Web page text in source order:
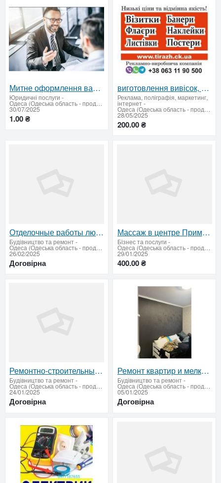
Митне оформлення вантажів. Отримання сертифіката EUR.1
Юридичні послуги -
Одеса (Одеська область - продати купити)
30/07/2025
1.00 ₴
виготовлення вивісок, рекламні стенди, флаєри, візитки, логотипи
Реклама, поліграфія, маркетинг,
інтернет-
Одеса (Одеська область - продати купити)
28/05/2025
200.00 ₴
Отделочные работы любой сложности – профессионально и с гарантией
Будівництво та ремонт-
Одеса (Одеська область - продати купити)
26/02/2025
Договірна
Массаж в центре Приморский район
Бiзнес та послуги -
Одеса (Одеська область - продати купити)
29/01/2025
400.00 ₴
Ремонтно-строительные работы
Будівництво та ремонт-
Одеса (Одеська область - продати купити)
24/01/2025
Договірна
Ремонт квартир и мелкие ремонты
Будівництво та ремонт-
Одеса (Одеська область - продати купити)
05/01/2025
Договірна